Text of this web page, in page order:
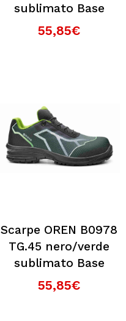
sublimato Base
55,85€
Scarpe OREN B0978
TG.45 nero/verde
sublimato Base
55,85€